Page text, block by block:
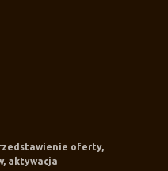
oferty,
aktywacja